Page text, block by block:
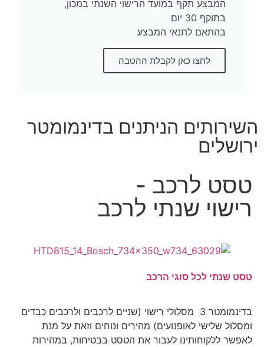
המבצע תקף במועד הרישוי השנתי במכון,
בתוקף 30 יום
בהתאם לתנאי המבצע
לחצו כאן לקבלת ההטבה
השירותים הניתנים בדינמומטר
ירושלים
טסט לרכב -
רישוי שנתי לרכב
טסט שנתי לכל סוגי הרכב
בדינמומטר 3 מסלולי רישוי (שניים לרכבים ולרכבים כבדים
ומסלול שלישי לאופנועים) מהירים ונוחים וזאת על מנת
לאפשר ללקוחותינו לעבור את הטסט בבטיחות, במהירות